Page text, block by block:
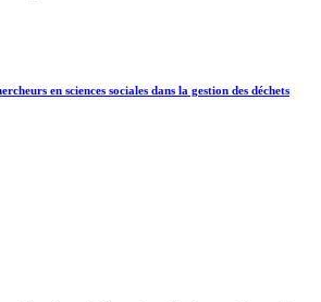
en sciences sociales dans la gestion des déchets